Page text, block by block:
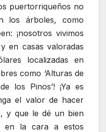
puertorriqueños no
los árboles, como
¡nosotros vivimos
en casas valoradas
localizadas en
como ‘Alturas de
los Pinos’! ¡Ya es
el valor de hacer
y que le dé un bien
en la cara a estos